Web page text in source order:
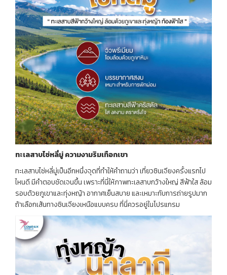
ทะเลสาบไซ่หลี่มู่ความงามริมเทือกเขา
ทะเลสาบไซ่หลี่มู่เป็นอีกหนึ่งจุดที่ทำให้คำถามว่า เที่ยวซินเจียงครั้งแรกไป
ไหนดี มีคำตอบชัดเจนขึ้น เพราะที่นี่ให้ภาพทะเลสาบกว้างใหญ่ สีฟ้าใส ล้อม
รอบด้วยภูเขาและทุ่งหญ้า อากาศเย็นสบาย และเหมาะกับการถ่ายรูปมาก
ถ้าเลือกเส้นทางซินเจียงเหนือแบบครบ ที่นี่ควรอยู่ในโปรแกรม